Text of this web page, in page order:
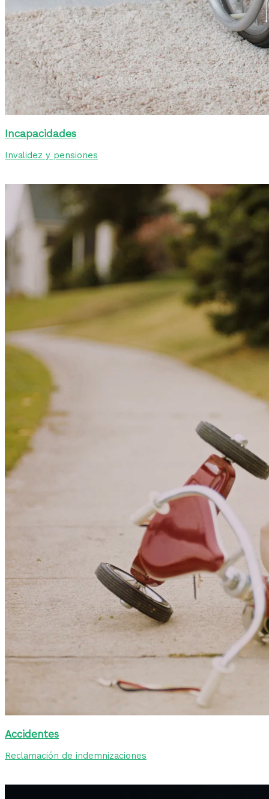
Incapacidades
Invalidez y pensiones
Accidentes
Reclamación de indemnizaciones